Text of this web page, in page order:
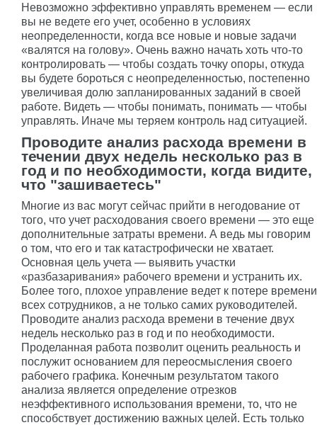
Невозможно эффективно управлять временем — если
вы не ведете его учет, особенно в условиях
неопределенности, когда все новые и новые задачи
«валятся на голову». Очень важно начать хоть что-то
контролировать — чтобы создать точку опоры, откуда
вы будете бороться с неопределенностью, постепенно
увеличивая долю запланированных заданий в своей
работе. Видеть — чтобы понимать, понимать — чтобы
управлять. Иначе мы теряем контроль над ситуацией.
Проводите анализ расхода времени в
течении двух недель несколько раз в
год и по необходимости, когда видите,
что "зашиваетесь"
Многие из вас могут сейчас прийти в негодование от
того, что учет расходования своего времени — это еще
дополнительные затраты времени. А ведь мы говорим
о том, что его и так катастрофически не хватает.
Основная цель учета — выявить участки
«разбазаривания» рабочего времени и устранить их.
Более того, плохое управление ведет к потере времени
всех сотрудников, а не только самих руководителей.
Проводите анализ расхода времени в течение двух
недель несколько раз в год и по необходимости.
Проделанная работа позволит оценить реальность и
послужит основанием для переосмысления своего
рабочего графика. Конечным результатом такого
анализа является определение отрезков
неэффективного использования времени, то, что не
способствует достижению важных целей. Есть только